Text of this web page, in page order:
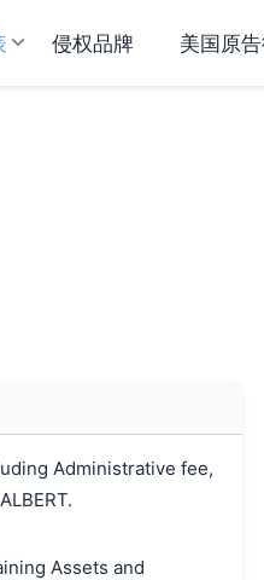
侵权品牌 美国原
Administrative fee,
Assets and